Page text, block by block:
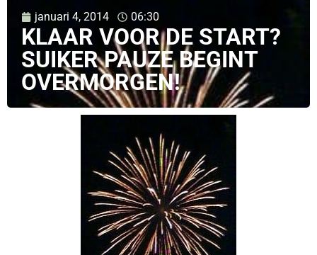
januari 4, 2014 06:30
KLAAR VOOR DE START?
SUIKER PAUZE BEGINT
OVERMORGEN!